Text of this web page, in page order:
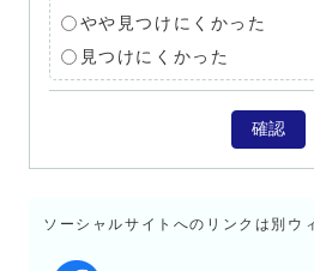
やや見つけにくかった
見つけにくかった
確認
ソーシャルサイトへのリンクは別ウ